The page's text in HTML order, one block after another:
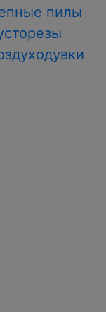
пилы